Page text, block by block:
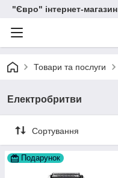
"Євро" інтернет-магазин
Товари та послуги
Електробритви
Сортування
Подарунок